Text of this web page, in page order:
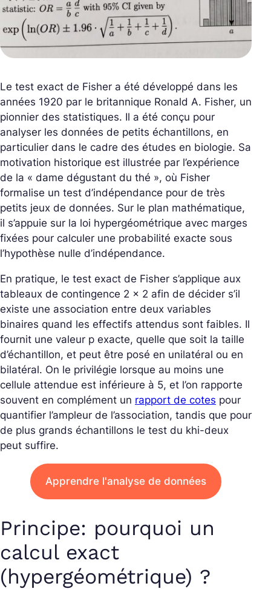
Le test exact de Fisher a été développé dans les
années 1920 par le britannique Ronald A. Fisher, un
pionnier des statistiques. Il a été conçu pour
analyser les données de petits échantillons, en
particulier dans le cadre des études en biologie. Sa
motivation historique est illustrée par l’expérience
de la « dame dégustant du thé », où Fisher
formalise un test d’indépendance pour de très
petits jeux de données. Sur le plan mathématique,
il s’appuie sur la loi hypergéométrique avec marges
fixées pour calculer une probabilité exacte sous
l’hypothèse nulle d’indépendance.
En pratique, le test exact de Fisher s’applique aux
tableaux de contingence 2 x 2 afin de décider s’il
existe une association entre deux variables
binaires quand les effectifs attendus sont faibles. Il
fournit une valeur p exacte, quelle que soit la taille
d’échantillon, et peut être posé en unilatéral ou en
bilatéral. On le privilégie lorsque au moins une
cellule attendue est inférieure à 5, et l’on rapporte
souvent en complément un rapport de cotes pour
quantifier l’ampleur de l’association, tandis que pour
de plus grands échantillons le test du khi-deux
peut suffire.
Apprendre l'analyse de données
Principe: pourquoi un
calcul exact
(hypergéométrique) ?